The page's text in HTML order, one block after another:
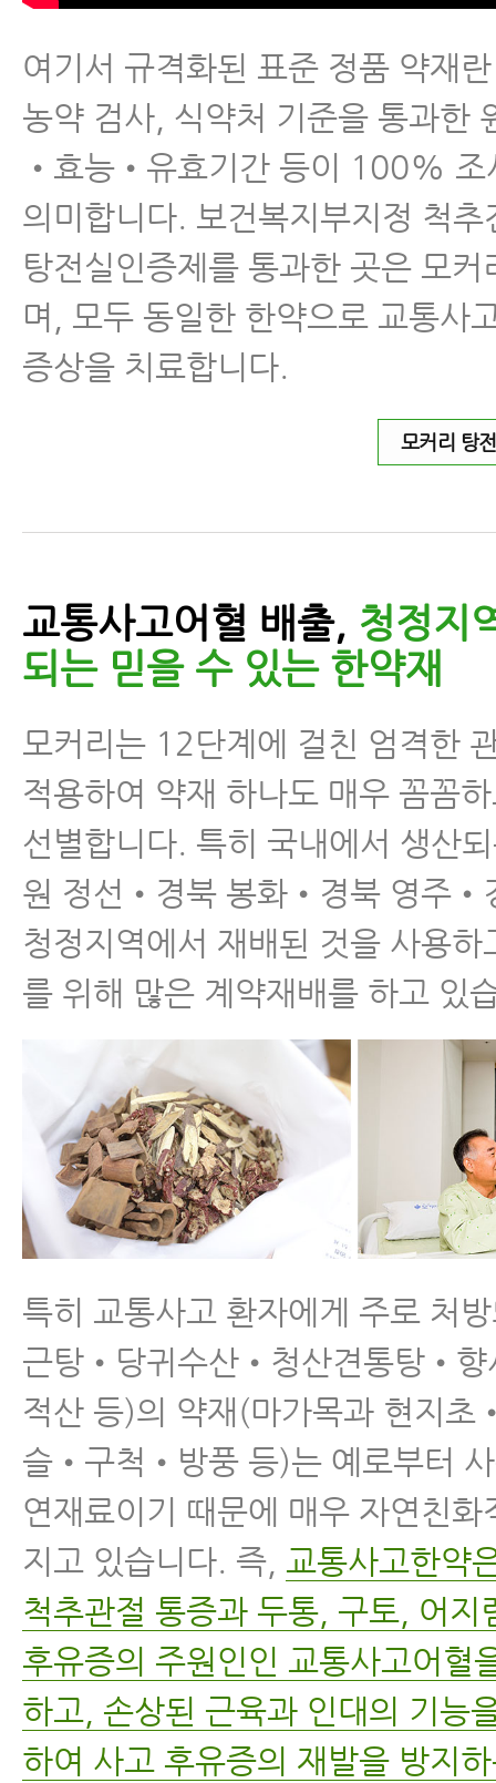
여기서 규격화된 표준 정품 약재
농약 검사, 식약처 기준을 통과한
•효능•유효기간 등이 100% 조
의미합니다. 보건복지부지정 척추
탕전실인증제를 통과한 곳은 모커
며, 모두 동일한 한약으로 교통사
증상을 치료합니다.
모커리 탕
교통사고어혈 배출, 청정지
되는 믿을 수 있는 한약재
모커리는 12단계에 걸친 엄격한
적용하여 약재 하나도 매우 꼼꼼
선별합니다. 특히 국내에서 생산
원 정선•경북 봉화•경북 영주•
청정지역에서 재배된 것을 사용하
를 위해 많은 계약재배를 하고 있
특히 교통사고 환자에게 주로 처
근탕•당귀수산•청산견통탕•
적산 등)의 약재(마가목과 현지
슬•구척•방풍 등)는 예로부터
연재료이기 때문에 매우 자연친화
지고 있습니다. 즉, 교통사고한약
척추관절 통증과 두통, 구토, 어지
후유증의 주원인인 교통사고어혈
하고, 손상된 근육과 인대의 기능
하여 사고 후유증의 재발을 방지